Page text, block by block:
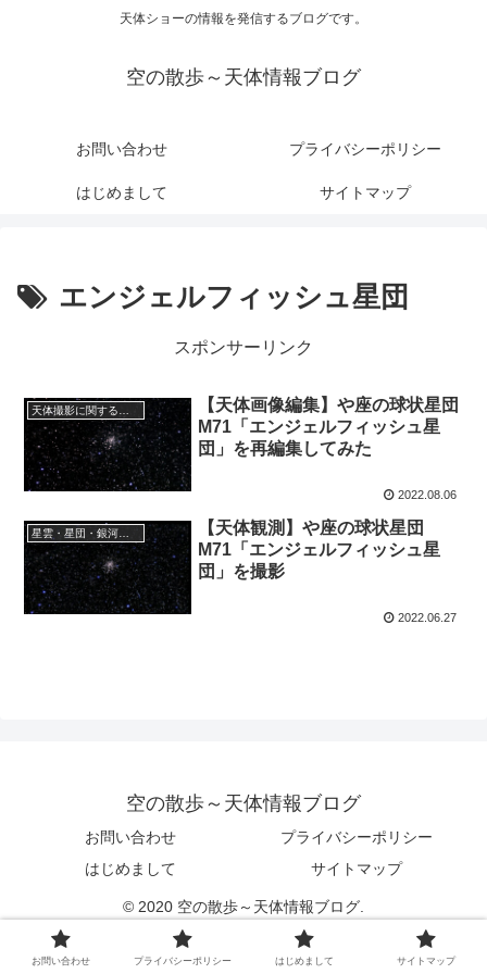
天体ショーの情報を発信するブログです。
空の散歩～天体情報ブログ
お問い合わせ プライバシーポリシー
はじめまして サイトマップ
エンジェルフィッシュ星団
スポンサーリンク
【天体画像編集】や座の球状星団
M71「エンジェルフィッシュ星
団」を再編集してみた
2022.08.06
【天体観測】や座の球状星団
M71「エンジェルフィッシュ星
団」を撮影
2022.06.27
空の散歩～天体情報ブログ
お問い合わせ
プライバシーポリシー
はじめまして
サイトマップ
© 2020 空の散歩～天体情報ブログ.
お問い合わせ プライバシーポリシー はじめまして サイトマップ